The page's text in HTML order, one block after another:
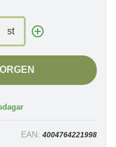
st
EAN: 4004764221998